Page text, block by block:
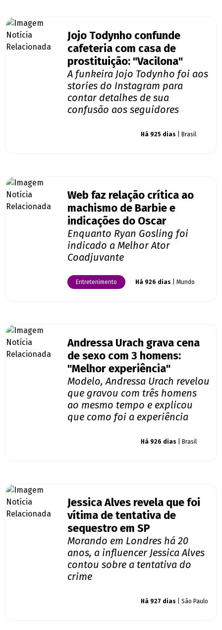
Jojo Todynho confunde
cafeteria com casa de
prostituição: "Vacilona"
A funkeira Jojo Todynho foi aos
stories do Instagram para
contar detalhes de sua
confusão aos seguidores
Há 925 dias | Brasil
Web faz relação crítica ao
machismo de Barbie e
indicações do Oscar
Enquanto Ryan Gosling foi
indicado a Melhor Ator
Coadjuvante
Entretenimento Há 926 dias | Mundo
Andressa Urach grava cena
de sexo com 3 homens:
"Melhor experiência"
Modelo, Andressa Urach revelou
que gravou com três homens
ao mesmo tempo e explicou
que como foi a experiência
Há 926 dias | Brasil
Jessica Alves revela que foi
vítima de tentativa de
sequestro em SP
Morando em Londres há 20
anos, a influencer Jessica Alves
contou sobre a tentativa do
crime
Há 927 dias | São Paulo